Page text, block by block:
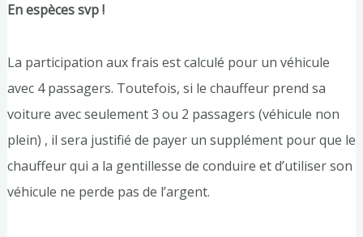
En espèces svp !
La participation aux frais est calculé pour un véhicule
avec 4 passagers. Toutefois, si le chauffeur prend sa
voiture avec seulement 3 ou 2 passagers (véhicule non
plein) , il sera justifié de payer un supplément pour que le
chauffeur qui a la gentillesse de conduire et d’utiliser son
véhicule ne perde pas de l’argent.